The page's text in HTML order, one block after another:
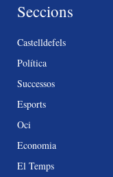
Seccions
Castelldefels
Política
Successos
Esports
Oci
Economia
El Temps